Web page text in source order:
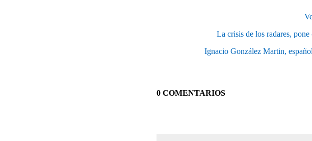
La crisis de los radares,
Ignacio González Martin,
0 COMENTARIOS